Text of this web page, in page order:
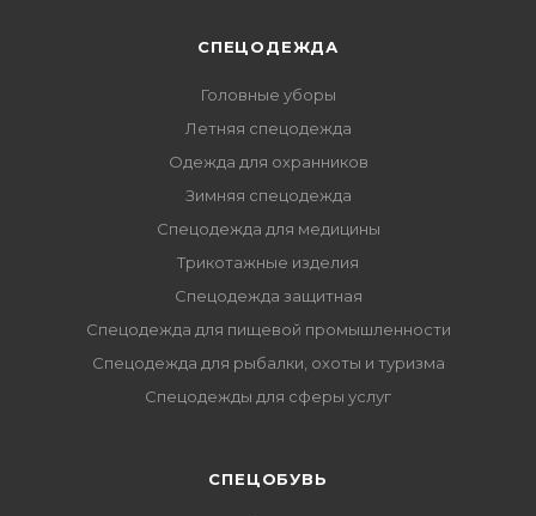
СПЕЦОДЕЖДА
Головные уборы
Летняя спецодежда
Одежда для охранников
Зимняя спецодежда
Спецодежда для медицины
Трикотажные изделия
Спецодежда защитная
Спецодежда для пищевой промышленности
Спецодежда для рыбалки, охоты и туризма
Спецодежды для сферы услуг
CПЕЦОБУВЬ